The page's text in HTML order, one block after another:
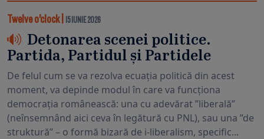
Twelve o’clock| 15 IUNIE 2026
Detonarea scenei politice.
Partida, Partidul și Partidele
De felul cum se va rezolva ecuația politică din acest
moment, va depinde modul în care va funcționa
democrația românească: una cu adevărat ”liberală”
(neînsemnând aici ceva în legătură cu PNL), sau una ”de
struktură” – o formă bizară de i-liberalism, specific...